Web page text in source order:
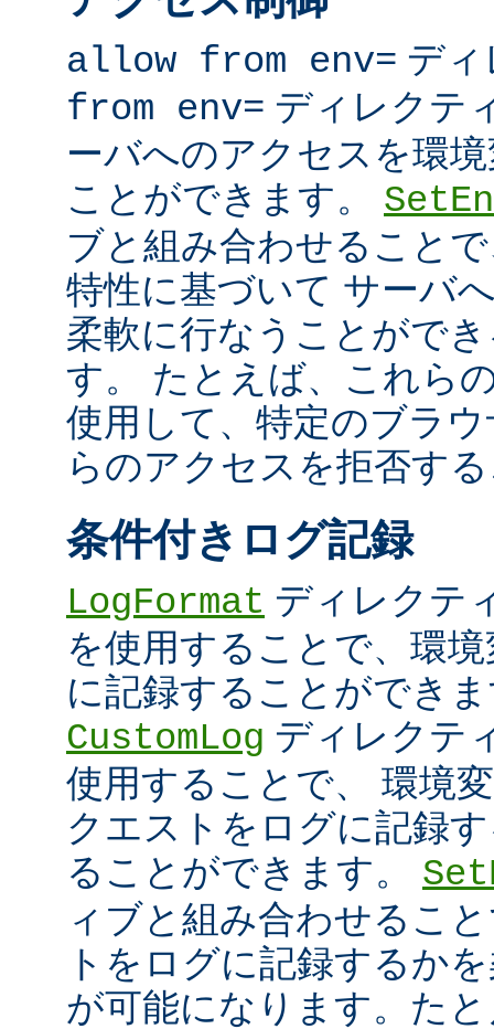
allow from env= デ
from env= ディレクテ
ーバへのアクセスを環
ことができます。
ブと組み合わせること
特性に基づいて サーバ
柔軟に行なうことがで
す。 たとえば、これら
使用して、特定のブラ
らのアクセスを拒否す
条件付きログ記録
LogFormat ディレクテ
を使用することで、環
に記録することができ
CustomLog ディレクテ
使用することで、 環境
クエストをログに記録
ることができます。
ィブと組み合わせるこ
トをログに記録するか
が可能になります。た